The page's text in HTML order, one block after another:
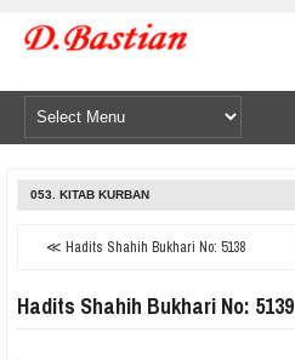
053. KITAB KURBAN
≪ Hadits Shahih Bukhari No: 5138
Hadits Shahih Bukhari No: 5139